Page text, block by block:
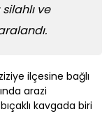
ve
ilçesine bağlı
arazi
kavgada biri